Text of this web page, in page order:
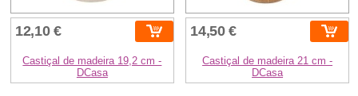
12,10 €
Castiçal de madeira 19,2 cm -
DCasa
14,50 €
Castiçal de madeira 21 cm -
DCasa